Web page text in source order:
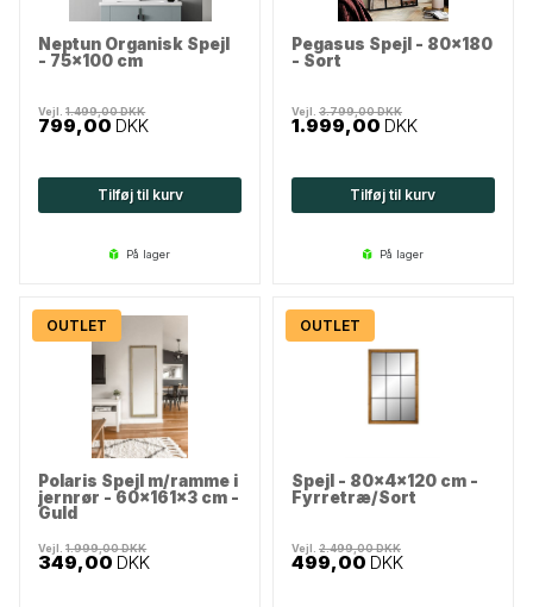
Neptun Organisk Spejl
- 75x100 cm
799,00 DKK
Vejl.1.499,00DKK
Tilføj til kurv
på lager
Pegasus Spejl - 80x180
- Sort
1.999,00 DKK
Vejl. 3.799,00DKK
Tilføj til kurv
på lager
OUTLET
Polaris Spejl m/ramme i
jernrør - 60x161x3 cm -
Guld
349,00 DKK
Vejl.1.999,00DKK
OUTLET
Spejl - 80x4x120 cm -
Fyrretræ/Sort
499,00 DKK
Vejl. 2.499,00DKK